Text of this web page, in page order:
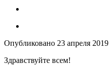
Опубликовано 23 апреля 2019
Здравствуйте всем!